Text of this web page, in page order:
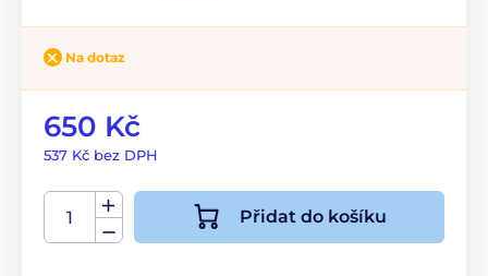
Na dotaz
650 Kč
537 Kč bez DPH
Přidat do košíku